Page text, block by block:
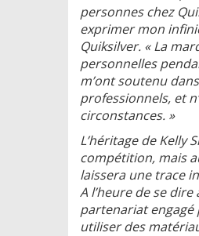
personnes chez
exprimer mon
Quiksilver. « La
personnelles
m’ont soutenu
professionnels, et
circonstances. »
L’héritage de Kelly
compétition, mais
laissera une trace
A l’heure de se
partenariat engagé
utiliser des